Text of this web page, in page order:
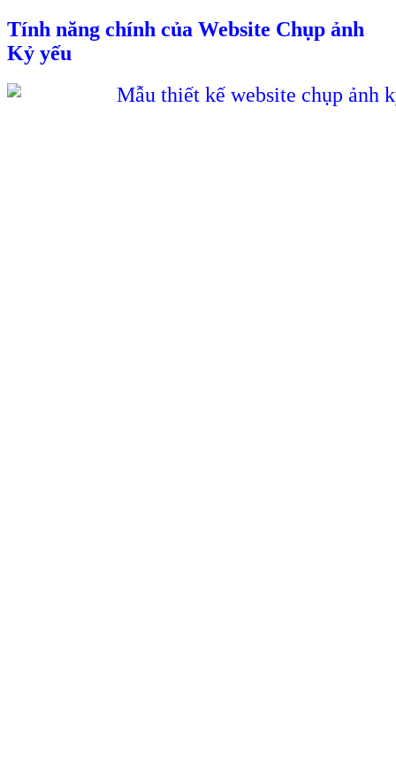
Tính năng chính của Website Chụp ảnh
Kỷ yếu